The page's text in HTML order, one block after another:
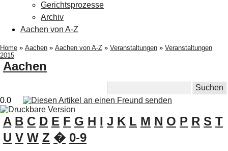
Gerichtsprozesse
Archiv
Aachen von A-Z
Home » Aachen » Aachen von A-Z » Veranstaltungen » Veranstaltungen
2015
Aachen
0.0
A B C D E F G H I J K L M N O P R S T
U V W Z � 0-9